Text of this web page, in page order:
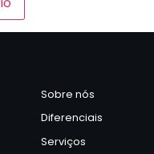
Sobre nós
Diferenciais
Serviços